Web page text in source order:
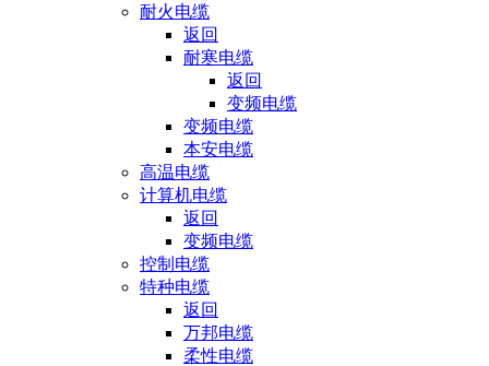
耐火电缆
返回
耐寒电缆
返回
变频电缆
变频电缆
本安电缆
高温电缆
计算机电缆
返回
变频电缆
控制电缆
特种电缆
返回
万邦电缆
柔性电缆